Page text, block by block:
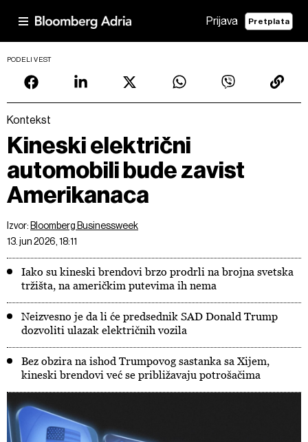
Prijava Pretplata
PODELI VEST
Kontekst
Kineski električni
automobili bude zavist
Amerikanaca
Izvor: Bloomberg Businessweek
13. jun 2026, 18:11
Iako su kineski brendovi brzo prodrli na brojna svetska
tržišta, na američkim putevima ih nema
Neizvesno je da li će predsednik SAD Donald Trump
dozvoliti ulazak električnih vozila
Bez obzira na ishod Trumpovog sastanka sa Xijem,
kineski brendovi već se približavaju potrošačima